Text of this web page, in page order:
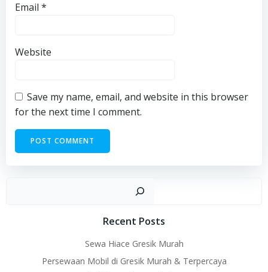
Email *
Website
Save my name, email, and website in this browser
for the next time I comment.
Recent Posts
Sewa Hiace Gresik Murah
Persewaan Mobil di Gresik Murah & Terpercaya